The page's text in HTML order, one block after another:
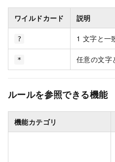
ワイルドカード 説明
? 1 文字と一
* 任意の文字
ルールを参照できる機能
機能カテゴリ